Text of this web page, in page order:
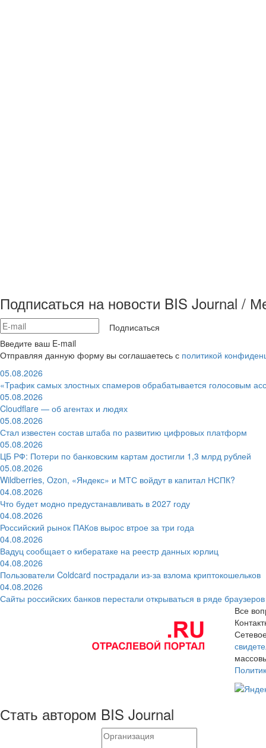
Подписаться на новости BIS Journal /
Подписаться
Введите ваш E-mail
Отправляя данную форму вы соглашаетесь с политикой
05.08.2026
«Трафик самых злостных спамеров обрабатывается голосовым
05.08.2026
Cloudflare — об агентах и людях
05.08.2026
Стал известен состав штаба по развитию цифровых платформ
05.08.2026
ЦБ РФ: Потери по банковским картам достигли 1,3 млрд рублей
05.08.2026
Wildberries, Ozon, «Яндекс» и МТС войдут в капитал НСПК?
04.08.2026
Что будет модно предустанавливать в 2027 году
04.08.2026
Российский рынок ПАКов вырос втрое за три года
04.08.2026
Вадуц сообщает о кибератаке на реестр данных юрлиц
04.08.2026
Пользователи Coldcard пострадали из-за взлома криптокошельков
04.08.2026
Сайты российских банков перестали открываться в ряде браузеров
Все
Стать автором BIS Journal